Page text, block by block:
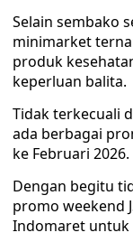
Selain sembako
minimarket
produk
keperluan balita.
Tidak terkecuali
ada berbagai
ke Februari 2026.
Dengan begitu
promo weekend
Indomaret untuk